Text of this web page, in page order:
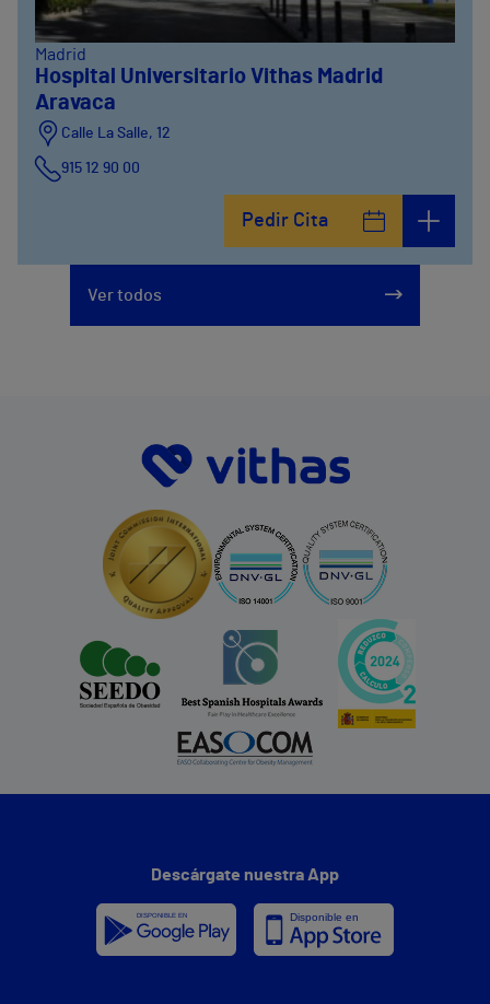
Madrid
Hospital Universitario Vithas Madrid
Aravaca
Calle La Salle, 12
915 12 90 00
Pedir Cita
Ver todos
Descárgate nuestra App